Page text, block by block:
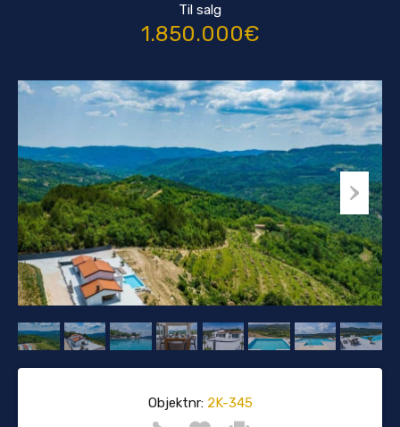
Til salg
1.850.000€
Objektnr:2K-345